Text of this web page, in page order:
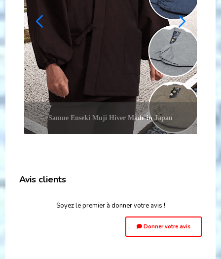
Samue Enseki FutoJima Strip hiver Made in Japan
Avis clients
Soyez le premier à donner votre avis !
Donner votre avis